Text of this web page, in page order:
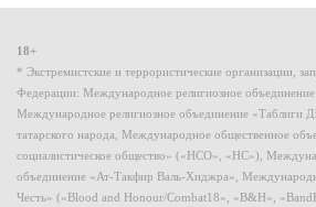
18+
* Экстремистские и террористические организации,
Федерации: Международное религиозное
Международное религиозное объединение «Таблиги
татарского народа, Международное общественное
социалистическое общество» («НСО», «НС»),
объединение «Ат-Такфир Валь-Хиджра»,
Честь» («Blood and Honour/Combat18», «B&H»,